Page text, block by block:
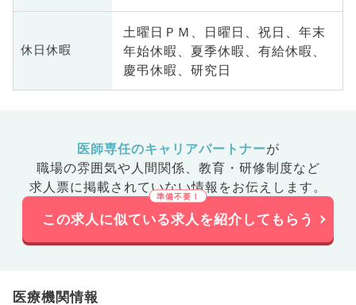
休日休暇
土曜日ＰＭ、日曜日、祝日、年末
年始休暇、夏季休暇、有給休暇、
慶弔休暇、研究日
医師専任のキャリアパートナーが
職場の雰囲気や人間関係、 教育・研修制度など
求人票に掲載されていない情報をお伝えします。
この求人に似ている求人を紹介してもらう
医療機関情報